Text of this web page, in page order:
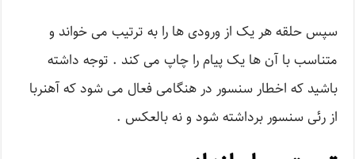
سپس حلقه هر یک از ورودی ها را به ترتیب می خواند و
متناسب با آن ها یک پیام را چاپ می کند . توجه داشته
باشید که اخطار سنسور در هنگامی فعال می شود که آهنربا
از رئی سنسور برداشته شود و نه بالعکس .